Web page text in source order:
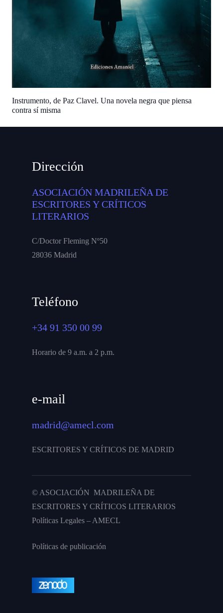
Instrumento, de Paz Clavel. Una novela negra que piensa
contra sí misma
Dirección
ASOCIACIÓN MADRILEÑA DE
ESCRITORES Y CRÍTICOS
LITERARIOS
C/Doctor Fleming Nº50
28036 Madrid
Teléfono
+34 91 350 00 99
Horario de 9 a.m. a 2 p.m.
e-mail
madrid@amecl.com
ESCRITORES Y CRÍTICOS DE MADRID
© ASOCIACIÓN MADRILEÑA DE
ESCRITORES Y CRÍTICOS LITERARIOS
Políticas Legales – AMECL
Políticas de publicación